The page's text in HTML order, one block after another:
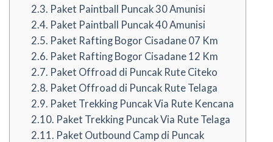
2.3. Paket Paintball Puncak 30 Amunisi
2.4. Paket Paintball Puncak 40 Amunisi
2.5. Paket Rafting Bogor Cisadane 07 Km
2.6. Paket Rafting Bogor Cisadane 12 Km
2.7. Paket Offroad di Puncak Rute Citeko
2.8. Paket Offroad di Puncak Rute Telaga
2.9. Paket Trekking Puncak Via Rute Kencana
2.10. Paket Trekking Puncak Via Rute Telaga
2.11. Paket Outbound Camp di Puncak